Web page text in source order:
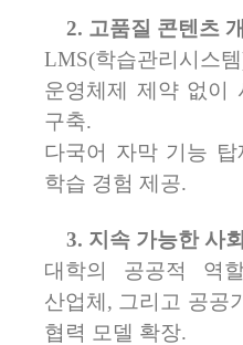
2. 고품질 콘텐츠
LMS(학습관리시
운영체제 제약 없이
구축.
다국어 자막 기능
학습 경험 제공.
3. 지속 가능한 사
대학의 공공적 역
산업체, 그리고 공공
협력 모델 확장.